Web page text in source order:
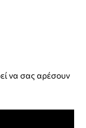
να σας αρέσουν